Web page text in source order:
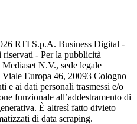
RTI S.p.A. Business Digital -
- Per la pubblicità
N.V., sede legale
Europa 46, 20093 Cologno
e ai dati personali trasmessi e/o
funzionale all’addestramento di
È altresì fatto divieto
di data scraping.